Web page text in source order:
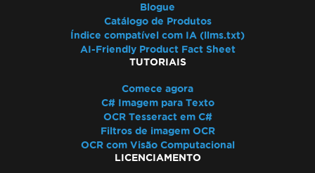
Blogue
Catálogo de Produtos
Índice compatível com IA (llms.txt)
AI-Friendly Product Fact Sheet
TUTORIAIS
Comece agora
C# Imagem para Texto
OCR Tesseract em C#
Filtros de imagem OCR
OCR com Visão Computacional
LICENCIAMENTO